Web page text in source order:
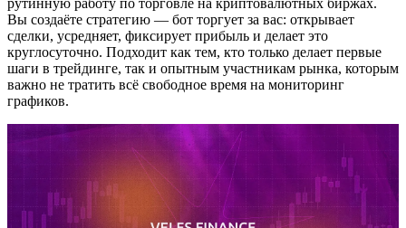
Вы создаёте стратегию — бот торгует за вас: открывает
сделки, усредняет, фиксирует прибыль и делает это
круглосуточно. Подходит как тем, кто только делает первые
шаги в трейдинге, так и опытным участникам рынка, которым
важно не тратить всё свободное время на мониторинг
графиков.